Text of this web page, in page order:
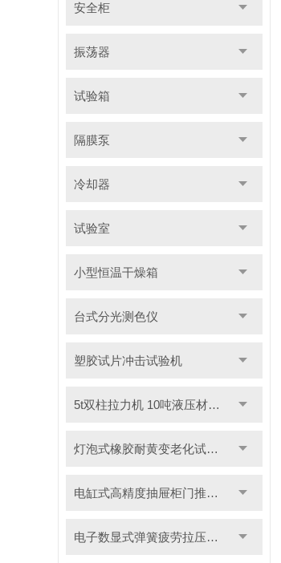
安全柜
振荡器
试验箱
隔膜泵
冷却器
试验室
小型恒温干燥箱
台式分光测色仪
塑胶试片冲击试验机
5t双柱拉力机 10吨液压材料拉力试验机
灯泡式橡胶耐黄变老化试验机
电缸式高精度抽屉柜门推拉试验机
电子数显式弹簧疲劳拉压试验机